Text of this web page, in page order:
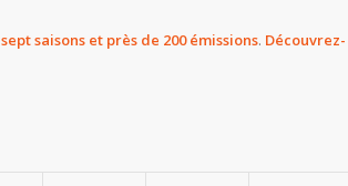
sept saisons et près de 200 émissions. Découvrez-